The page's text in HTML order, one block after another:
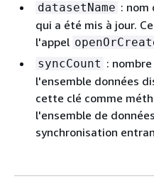
datasetName : nom
qui a été mis à jour.
l'appel
syncCount :
l'ensemble données
cette clé comme
l'ensemble de
synchronisation